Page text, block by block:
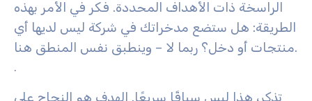
الراسخة ذات الأهداف المحددة. فكر في الأمر بهذه
الطريقة: هل ستضع مدخراتك في شركة ليس لديها أي
منتجات أو دخل؟ ربما لا – وينطبق نفس المنطق هنا.
.
تذكر، هذا ليس سباقًا سريعًا. الهدف هو النجاح على